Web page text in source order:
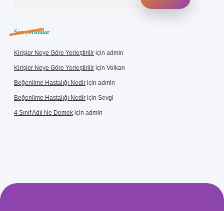
Son yorumlar
Kirişler Neye Göre Yerleştirilir için admin
Kirişler Neye Göre Yerleştirilir için Volkan
Beğenilme Hastalığı Nedir için admin
Beğenilme Hastalığı Nedir için Sevgi
4 Sınıf Adıl Ne Demek için admin